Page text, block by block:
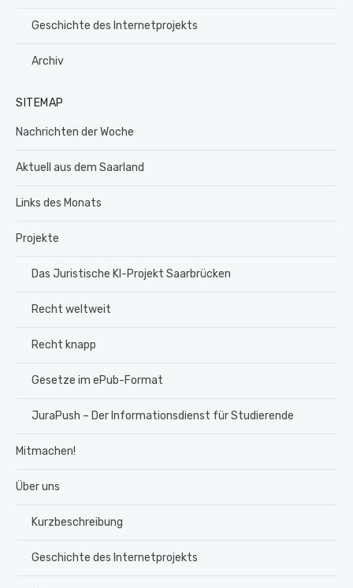
Geschichte des Internetprojekts
Archiv
SITEMAP
Nachrichten der Woche
Aktuell aus dem Saarland
Links des Monats
Projekte
Das Juristische KI-Projekt Saarbrücken
Recht weltweit
Recht knapp
Gesetze im ePub-Format
JuraPush – Der Informationsdienst für Studierende
Mitmachen!
Über uns
Kurzbeschreibung
Geschichte des Internetprojekts